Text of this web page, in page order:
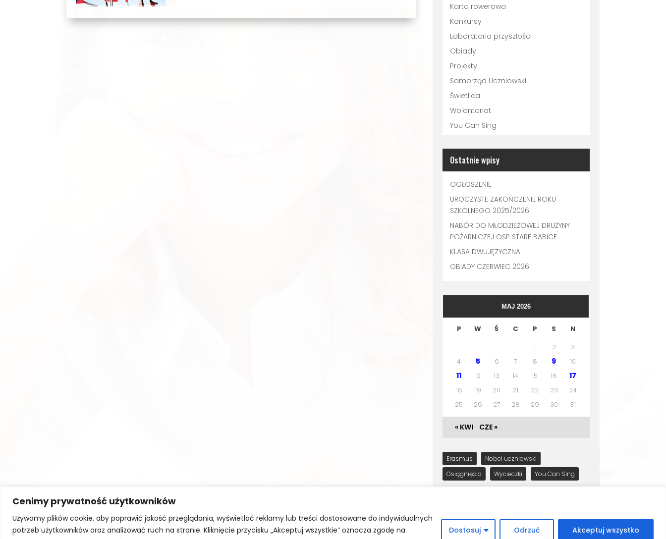
Cenimy prywatność użytkowników
Używamy plików cookie, aby poprawić jakość przeglądania, wyświetlać reklamy lub treści dostosowane do indywidualnych
potrzeb użytkowników oraz analizować ruch na stronie. Kliknięcie przycisku „Akceptuj wszystkie” oznacza zgodę na
Dostosuj Odrzuć Akceptuj wszystko
Karta rowerowa
Konkursy
Laboratoria przyszłości
Obiady
Projekty
Samorząd Uczniowski
Świetlica
Wolontariat
You Can Sing
Ostatnie wpisy
OGŁOSZENIE
UROCZYSTE ZAKOŃCZENIE ROKU
SZKOLNEGO 2025/2026
NABÓR DO MŁODZIEŻOWEJ DRUŻYNY
POŻARNICZEJ OSP STARE BABICE
KLASA DWUJĘZYCZNA
OBIADY CZERWIEC 2026
MAJ 2026
P W Ś C P S
N
1
2
3
4
5 6 7 8 9 10
11 12 13 14 15 16 17
18 19 20 21 22 23
24
25
26 27 28 29 30 31
« KWI CZE »
Erasmus
Nobel uczniowski
Osiągnięcia
Wycieczki You Can Sing